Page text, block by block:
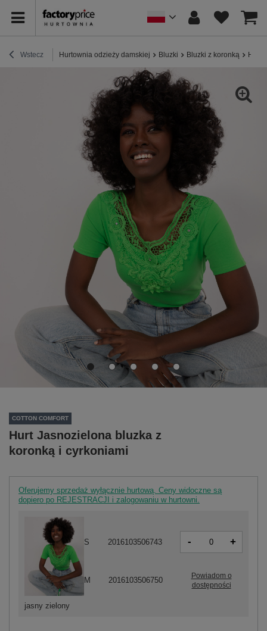
Wstecz Hurtownia odzieży damskiej Bluzki Bluzki z koronką Hurt
COTTON COMFORT
Hurt Jasnozielona bluzka z
koronką i cyrkoniami
Oferujemy sprzedaż wyłącznie hurtową. Ceny widoczne są
dopiero po REJESTRACJI i zalogowaniu w hurtowni.
jasny zielony
S 2016103506743 - +
M 2016103506750
Powiadom o
dostępności